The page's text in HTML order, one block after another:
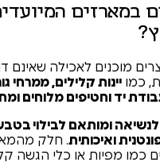
שאינם דורשים
ממרחי גורמה,
ומתוקים.
בטבע,
מהמארזים
הגשה קלים.